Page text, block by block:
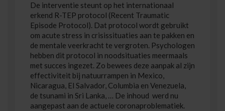
De interventie steunt op het internationaal
erkend R-TEP protocol (Recent Traumatic
Episode Protocol). Dat protocol wordt gebruikt
om acute stress in crisissituaties aan te pakken en
de mentale veerkracht te vergroten. Psychologen
hebben dit protocol in noodsituaties meermaals
met succes ingezet. Zo bewees deze aanpak al zijn
effectiviteit bij natuurrampen in Mexico,
Nicaragua, El Salvador, Columbia en Venezuela,
de tsunami in Sri Lanka, … De inhoud werd nu
aangepast aan de actuele coronaproblematiek.